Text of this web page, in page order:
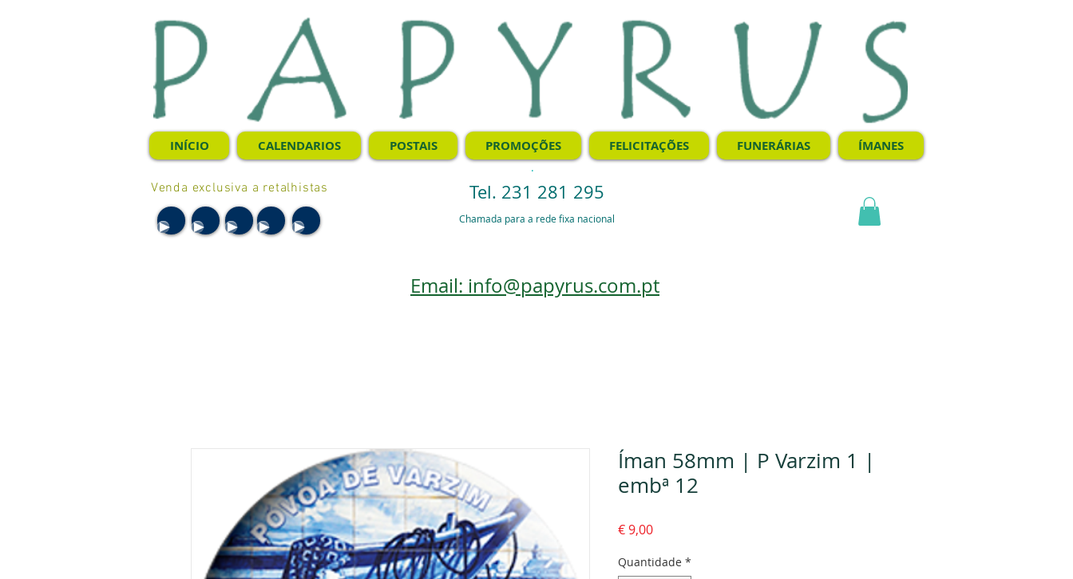
INÍCIO CALENDARIOS POSTAIS PROMOÇÕES FELICITAÇÕES FUNERÁRIAS ÍMANES
.
Venda exclusiva a retalhistas Tel. 231 281 295
Chamada para a rede fixa nacional
Email: info@papyrus.com.pt
Íman 58mm | P Varzim 1 |
embª 12
€ 9,00Preço
Quantidade *